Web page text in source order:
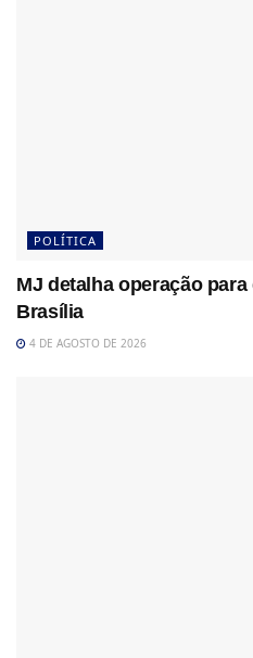
POLÍTICA
MJ detalha operação
Brasília
4 DE AGOSTO DE 2026